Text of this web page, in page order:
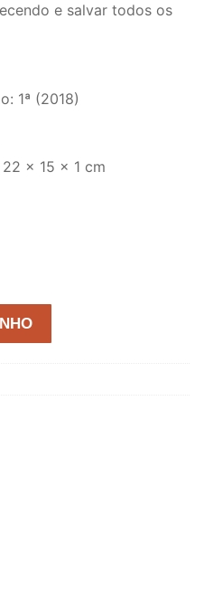
e salvar todos os
1ª (2018)
22 x 15 x 1 cm